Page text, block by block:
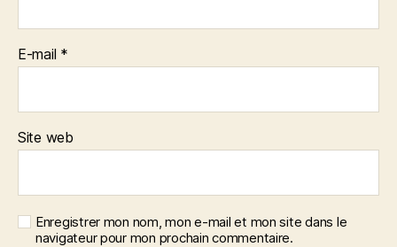
E-mail *
Site web
Enregistrer mon nom, mon e-mail et mon site dans le
navigateur pour mon prochain commentaire.